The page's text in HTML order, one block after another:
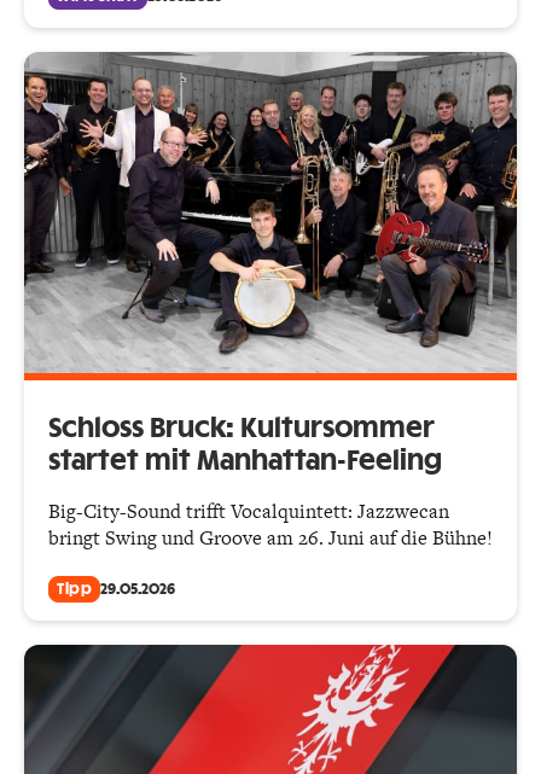
Schloss Bruck: Kultursommer
startet mit Manhattan-Feeling
Big-City-Sound trifft Vocalquintett: Jazzwecan
bringt Swing und Groove am 26. Juni auf die Bühne!
Tipp 29.05.2026